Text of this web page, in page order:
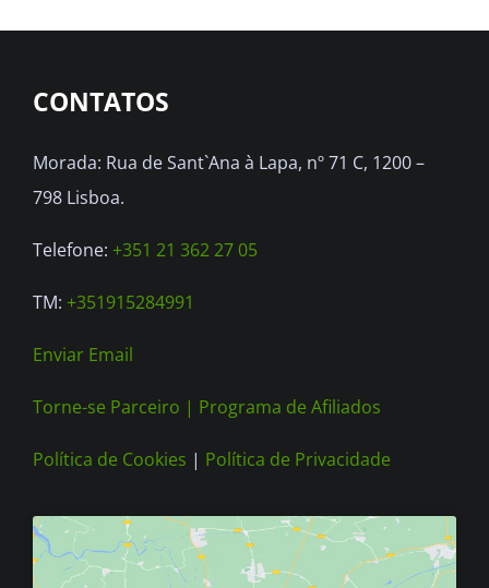
CONTATOS
Morada: Rua de Sant`Ana à Lapa, nº 71 C, 1200 –
798 Lisboa.
Telefone: +351 21 362 27 05
TM: +351915284991
Enviar Email
Torne-se Parceiro | Programa de Afiliados
Política de Cookies | Política de Privacidade